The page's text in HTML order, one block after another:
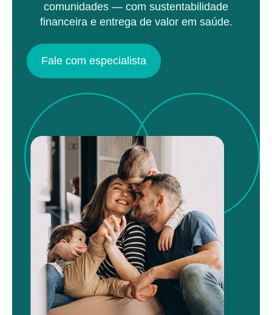
comunidades — com sustentabilidade
financeira e entrega de valor em saúde.
Fale com especialista